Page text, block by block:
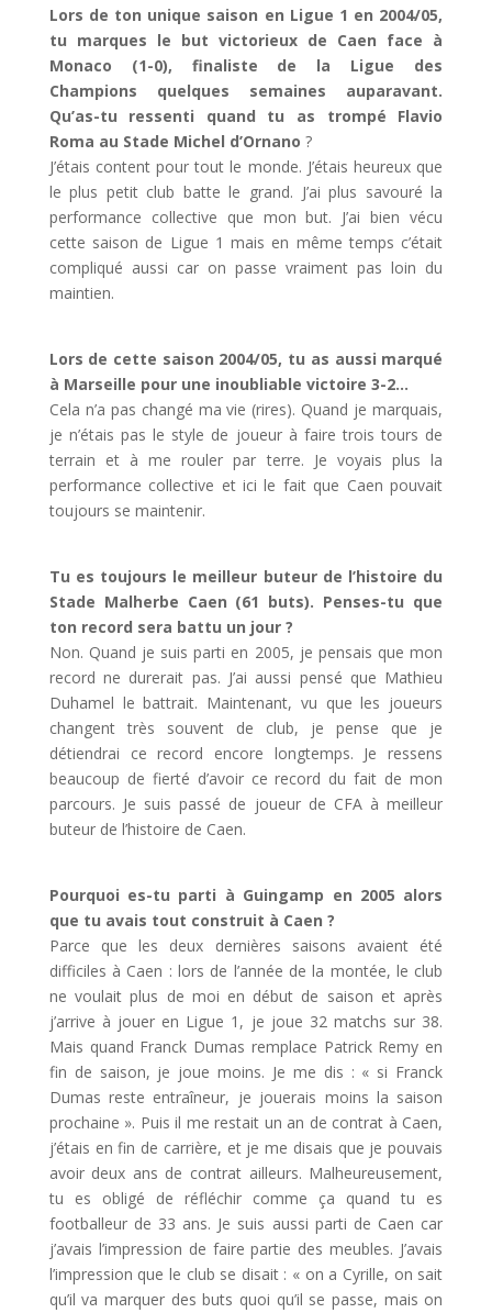
Lors de ton unique saison en Ligue 1 en 2004/05,
tu marques le but victorieux de Caen face à
Monaco (1-0), finaliste de la Ligue des
Champions quelques semaines auparavant.
Qu’as-tu ressenti quand tu as trompé Flavio
Roma au Stade Michel d’Ornano ?
J’étais content pour tout le monde. J’étais heureux que
le plus petit club batte le grand. J’ai plus savouré la
performance collective que mon but. J’ai bien vécu
cette saison de Ligue 1 mais en même temps c’était
compliqué aussi car on passe vraiment pas loin du
maintien.
Lors de cette saison 2004/05, tu as aussi marqué
à Marseille pour une inoubliable victoire 3-2…
Cela n’a pas changé ma vie (rires). Quand je marquais,
je n’étais pas le style de joueur à faire trois tours de
terrain et à me rouler par terre. Je voyais plus la
performance collective et ici le fait que Caen pouvait
toujours se maintenir.
Tu es toujours le meilleur buteur de l’histoire du
Stade Malherbe Caen (61 buts). Penses-tu que
ton record sera battu un jour ?
Non. Quand je suis parti en 2005, je pensais que mon
record ne durerait pas. J’ai aussi pensé que Mathieu
Duhamel le battrait. Maintenant, vu que les joueurs
changent très souvent de club, je pense que je
détiendrai ce record encore longtemps. Je ressens
beaucoup de fierté d’avoir ce record du fait de mon
parcours. Je suis passé de joueur de CFA à meilleur
buteur de l’histoire de Caen.
Pourquoi es-tu parti à Guingamp en 2005 alors
que tu avais tout construit à Caen ?
Parce que les deux dernières saisons avaient été
difficiles à Caen : lors de l’année de la montée, le club
ne voulait plus de moi en début de saison et après
j’arrive à jouer en Ligue 1, je joue 32 matchs sur 38.
Mais quand Franck Dumas remplace Patrick Remy en
fin de saison, je joue moins. Je me dis : « si Franck
Dumas reste entraîneur, je jouerais moins la saison
prochaine ». Puis il me restait un an de contrat à Caen,
j’étais en fin de carrière, et je me disais que je pouvais
avoir deux ans de contrat ailleurs. Malheureusement,
tu es obligé de réfléchir comme ça quand tu es
footballeur de 33 ans. Je suis aussi parti de Caen car
j’avais l’impression de faire partie des meubles. J’avais
l’impression que le club se disait : « on a Cyrille, on sait
qu’il va marquer des buts quoi qu’il se passe, mais on